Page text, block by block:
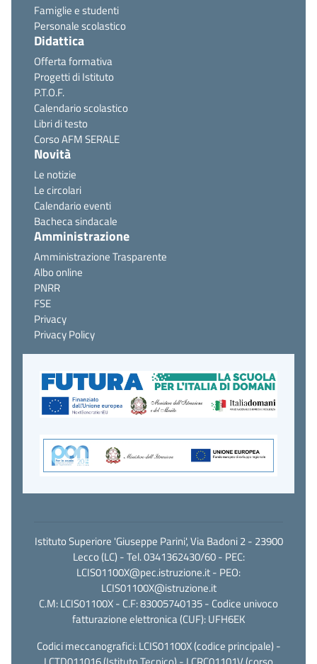
Famiglie e studenti
Personale scolastico
Didattica
Offerta formativa
Progetti di Istituto
P.T.O.F.
Calendario scolastico
Libri di testo
Corso AFM SERALE
Novità
Le notizie
Le circolari
Calendario eventi
Bacheca sindacale
Amministrazione
Amministrazione Trasparente
Albo online
PNRR
FSE
Privacy
Privacy Policy
Istituto Superiore 'Giuseppe Parini', Via Badoni 2 - 23900
Lecco (LC) - Tel. 0341362430/60 - PEC:
LCIS01100X@pec.istruzione.it- PEO:
LCIS01100X@istruzione.it
C.M: LCIS01100X - C.F: 83005740135 - Codice univoco
fatturazione elettronica (CUF): UFH6EK
Codici meccanografici: LCIS01100X (codice principale) -